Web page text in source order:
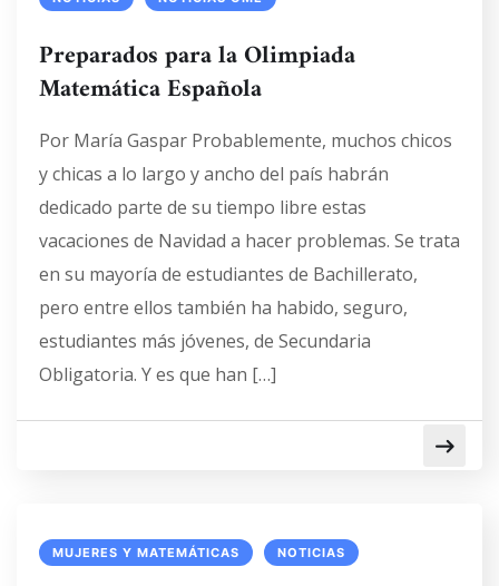
Preparados para la Olimpiada
Matemática Española
Por María Gaspar Probablemente, muchos chicos
y chicas a lo largo y ancho del país habrán
dedicado parte de su tiempo libre estas
vacaciones de Navidad a hacer problemas. Se trata
en su mayoría de estudiantes de Bachillerato,
pero entre ellos también ha habido, seguro,
estudiantes más jóvenes, de Secundaria
Obligatoria. Y es que han […]
MUJERES Y MATEMÁTICAS NOTICIAS